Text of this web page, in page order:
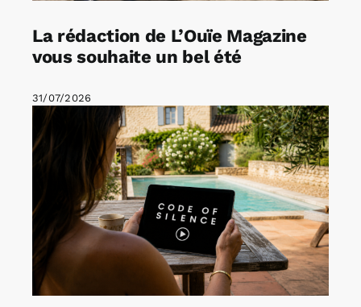
La rédaction de L’Ouïe Magazine
vous souhaite un bel été
31/07/2026